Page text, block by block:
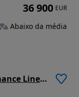
DS DS7 Crossback E-Tense Performance Line EAT8
36 900 EUR
Abaixo da média